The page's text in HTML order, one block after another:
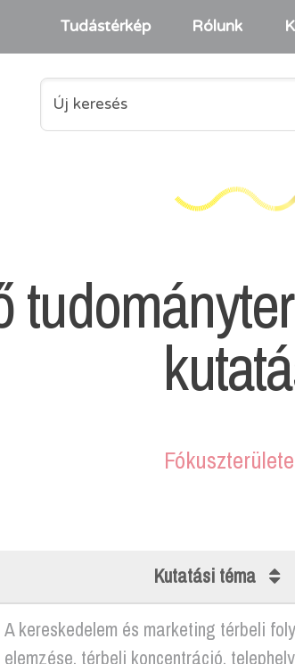
Tudástérkép Rólunk
Kutatási téma
A kereskedelem és marketing térbeli
elemzése, térbeli koncentráció,